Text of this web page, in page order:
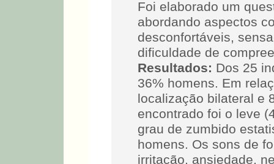
Foi elaborado um
abordando aspectos
desconfortáveis,
dificuldade de
Resultados: Dos 25
36% homens. Em
localização bilateral e
encontrado foi o leve
grau de zumbido
homens. Os sons de
irritação, ansiedade,